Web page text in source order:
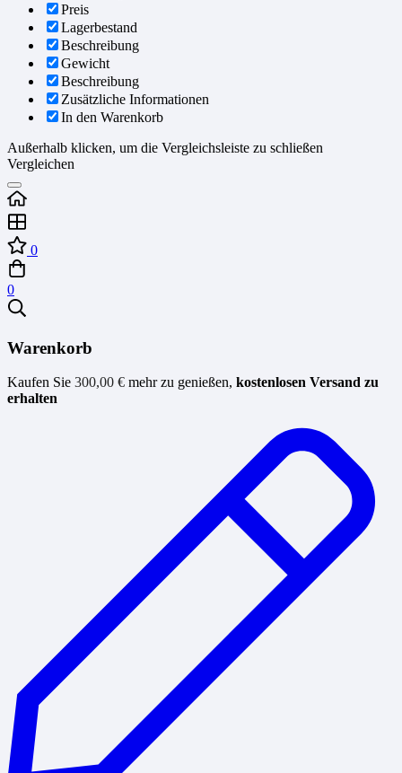
Preis
Lagerbestand
Beschreibung
Gewicht
Beschreibung
Zusätzliche Informationen
In den Warenkorb
Außerhalb klicken, um die Vergleichsleiste zu schließen
Vergleichen
0
0
Warenkorb
Kaufen Sie 300,00 € mehr zu genießen, kostenlosen Versand zu
erhalten